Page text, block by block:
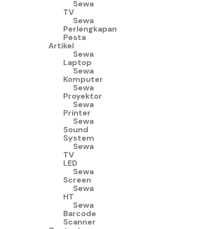
Sewa
TV
Sewa
Perlengkapan
Pesta
Artikel
Sewa
Laptop
Sewa
Komputer
Sewa
Proyektor
Sewa
Printer
Sewa
Sound
System
Sewa
TV
LED
Sewa
Screen
Sewa
HT
Sewa
Barcode
Scanner